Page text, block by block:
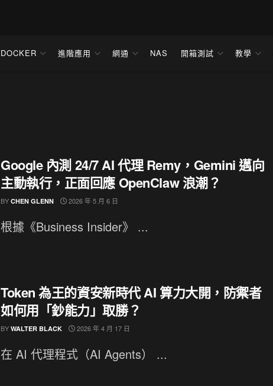
DOCKER 進階應用 網通 NAS 開箱測試 教學
Google 內測 24/7 AI 代理 Remy，Gemini 邁向
主動執行，正面回應 OpenClaw 浪潮？
BY CHEN GLENN 2026 年 5 月 6 日
根據《Business Insider》 ...
Token 為王的資安新時代 AI 算力大開，防禦者
如何用「鈔能力」取勝？
BY WALTER BLACK 2026 年 4 月 17 日
在 AI 代理程式（AI Agents） ...